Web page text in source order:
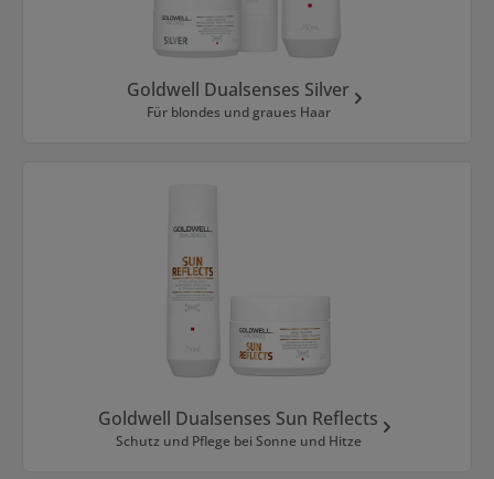
Goldwell Dualsenses Silver
Für blondes und graues Haar
Goldwell Dualsenses Sun Reflects
Schutz und Pflege bei Sonne und Hitze